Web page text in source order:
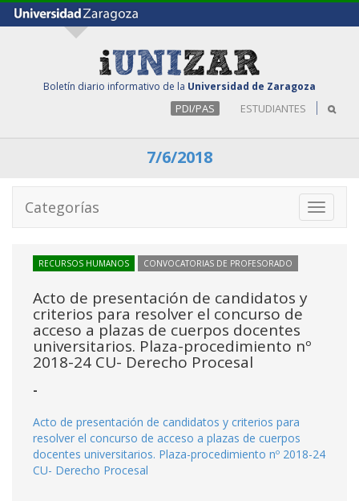
Boletín diario informativo de la Universidad de Zaragoza
PDI/PAS ESTUDIANTES
7/6/2018
Toggle
Categorías
RECURSOS HUMANOS CONVOCATORIAS DE PROFESORADO
Acto de presentación de candidatos y
criterios para resolver el concurso de
acceso a plazas de cuerpos docentes
universitarios. Plaza-procedimiento nº
2018-24 CU- Derecho Procesal
-
Acto de presentación de candidatos y criterios para
resolver el concurso de acceso a plazas de cuerpos
docentes universitarios. Plaza-procedimiento nº 2018-24
CU- Derecho Procesal